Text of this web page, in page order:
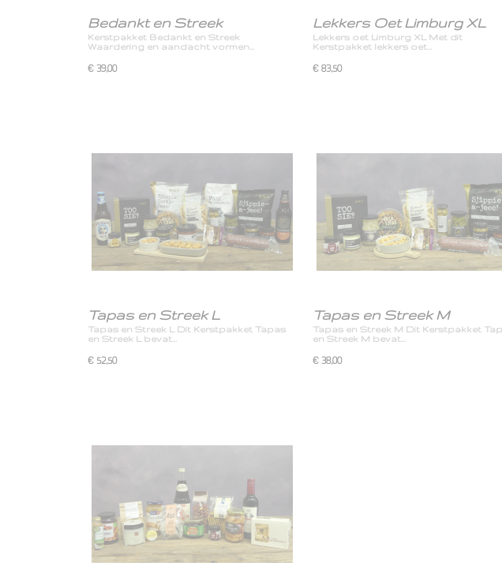
Bedankt en Streek
Kerstpakket Bedankt en Streek
Waardering en aandacht vormen…
€ 39,00
Lekkers Oet Limburg XL
Lekkers oet Limburg XL Met dit
Kerstpakket lekkers oet…
€ 83,50
Tapas en Streek L
Tapas en Streek L Dit Kerstpakket Tapas
en Streek L bevat…
€ 52,50
Tapas en Streek M
Tapas en Streek M Dit Kerstpakket
en Streek M bevat…
€ 38,00